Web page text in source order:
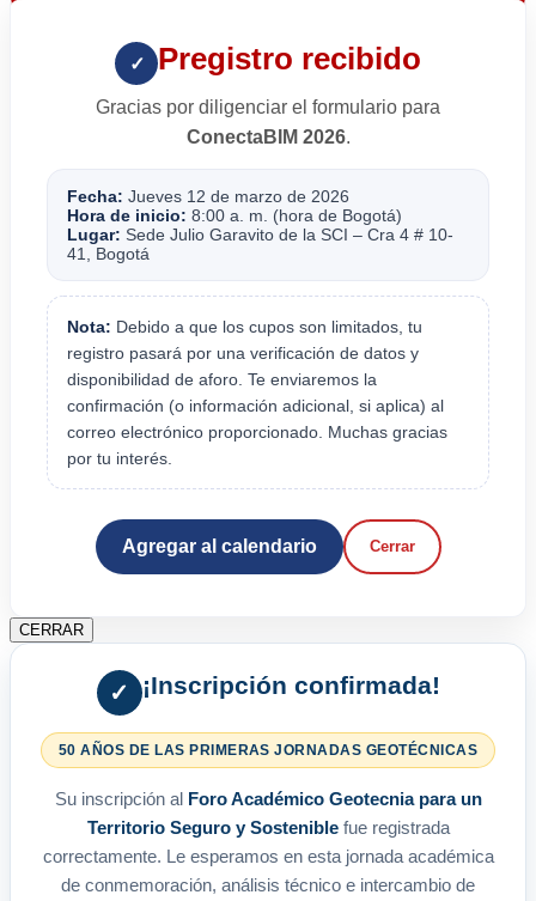
✓ Pregistro recibido
Gracias por diligenciar el formulario para
ConectaBIM 2026.
Fecha: Jueves 12 de marzo de 2026
Hora de inicio: 8:00 a. m. (hora de Bogotá)
Lugar: Sede Julio Garavito de la SCI – Cra 4 # 10-
41, Bogotá
Nota: Debido a que los cupos son limitados, tu
registro pasará por una verificación de datos y
disponibilidad de aforo. Te enviaremos la
confirmación (o información adicional, si aplica) al
correo electrónico proporcionado. Muchas gracias
por tu interés.
Agregar al calendario Cerrar
CERRAR
✓ ¡Inscripción confirmada!
50 AÑOS DE LAS PRIMERAS JORNADAS GEOTÉCNICAS
Su inscripción al Foro Académico Geotecnia para un
Territorio Seguro y Sosteniblefue registrada
correctamente. Le esperamos en esta jornada académica
de conmemoración, análisis técnico e intercambio de